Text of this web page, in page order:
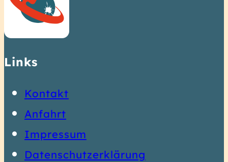
Links
Kontakt
Anfahrt
Impressum
Datenschutzerklärung